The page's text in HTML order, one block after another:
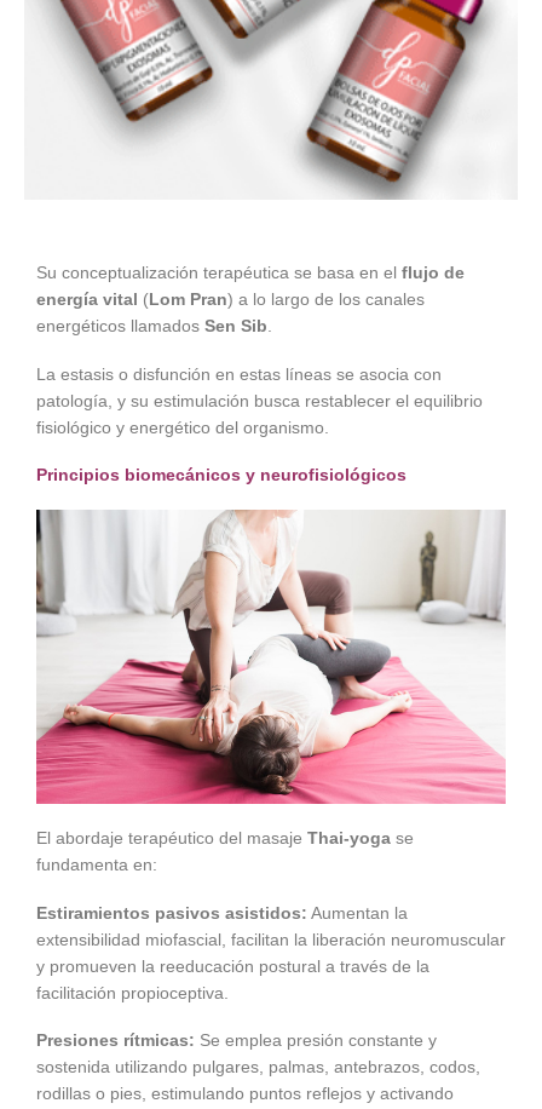
Su conceptualización terapéutica se basa en el flujo de
energía vital (Lom Pran) a lo largo de los canales
energéticos llamados Sen Sib.
La estasis o disfunción en estas líneas se asocia con
patología, y su estimulación busca restablecer el equilibrio
fisiológico y energético del organismo.
Principios biomecánicos y neurofisiológicos
El abordaje terapéutico del masaje Thai-yoga se
fundamenta en:
Estiramientos pasivos asistidos: Aumentan la
extensibilidad miofascial, facilitan la liberación neuromuscular
y promueven la reeducación postural a través de la
facilitación propioceptiva.
Presiones rítmicas: Se emplea presión constante y
sostenida utilizando pulgares, palmas, antebrazos, codos,
rodillas o pies, estimulando puntos reflejos y activando